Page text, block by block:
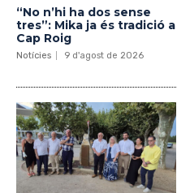
“No n’hi ha dos sense
tres”: Mika ja és tradició a
Cap Roig
Notícies 9 d'agost de 2026